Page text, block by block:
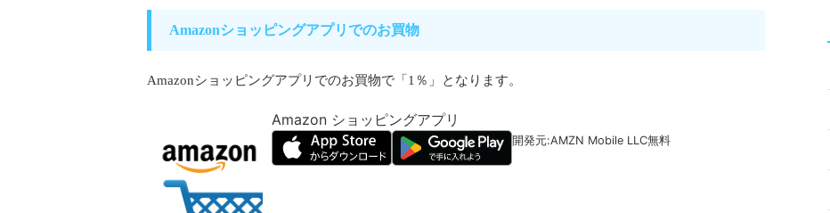
Amazonショッピングアプリでのお買物
Amazonショッピングアプリでのお買物で「1％」となります。
Amazon ショッピングアプリ
開発元:AMZN Mobile LLC無料